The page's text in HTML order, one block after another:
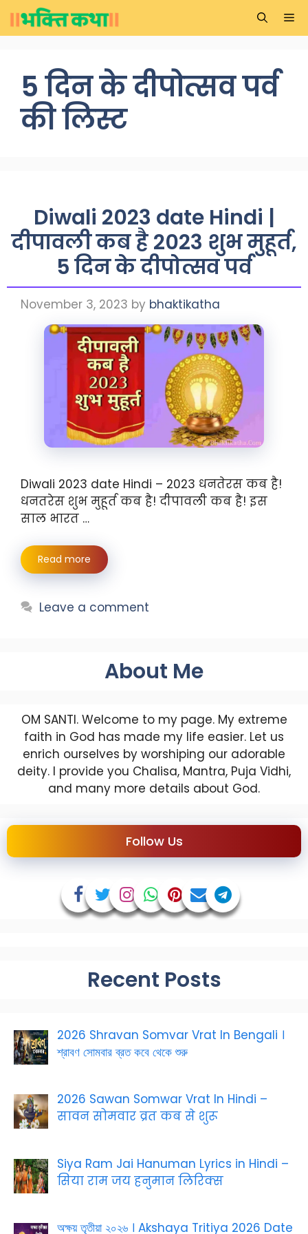
to
5 दिन के दीपोत्सव पर्व
की लिस्ट
Diwali 2023 date Hindi |
दीपावली कब है 2023 शुभ मुहूर्त,
5 दिन के दीपोत्सव पर्व
November 3, 2023 by bhaktikatha
Diwali 2023 date Hindi – 2023 धनतेरस कब है!
धनतरेस शुभ मुहूर्त कब है! दीपावली कब है! इस
साल भारत …
Read more
Leave a comment
About Me
OM SANTI. Welcome to my page. My extreme
faith in God has made my life easier. Let us
enrich ourselves by worshiping our adorable
deity. I provide you Chalisa, Mantra, Puja Vidhi,
and many more details about God.
Follow Us
Recent Posts
2026 Shravan Somvar Vrat In Bengali ।
শ্রাবণ সোমবার ব্রত কবে থেকে শুরু
2026 Sawan Somwar Vrat In Hindi –
सावन सोमवार व्रत कब से शुरू
Siya Ram Jai Hanuman Lyrics in Hindi –
सिया राम जय हनुमान लिरिक्स
অক্ষয় তৃতীয়া ২০২৬ । Akshaya Tritiya 2026 Date